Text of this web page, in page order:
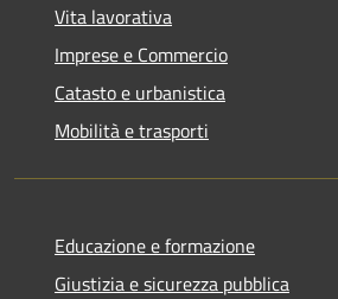
Vita lavorativa
Imprese e Commercio
Catasto e urbanistica
Mobilità e trasporti
Educazione e formazione
Giustizia e sicurezza pubblica